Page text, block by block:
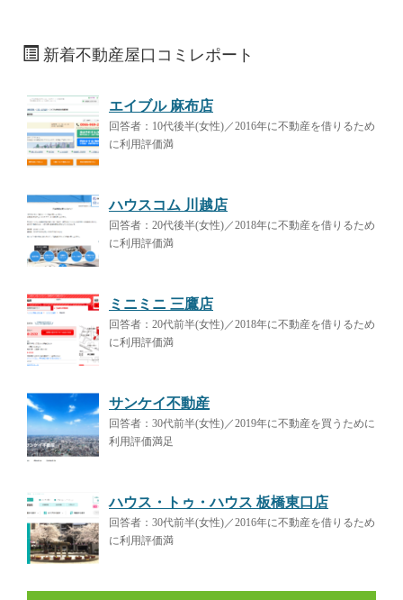
新着不動産屋口コミレポート
エイブル 麻布店
回答者：10代後半(女性)／2016年に不動産を借りるため
に利用評価満
ハウスコム 川越店
回答者：20代後半(女性)／2018年に不動産を借りるため
に利用評価満
ミニミニ 三鷹店
回答者：20代前半(女性)／2018年に不動産を借りるため
に利用評価満
サンケイ不動産
回答者：30代前半(女性)／2019年に不動産を買うために
利用評価満足
ハウス・トゥ・ハウス 板橋東口店
回答者：30代前半(女性)／2016年に不動産を借りるため
に利用評価満